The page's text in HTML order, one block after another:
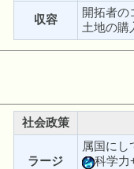
収容
開拓者の
土地の購
社会政策
ラージ
属国にし
科学力